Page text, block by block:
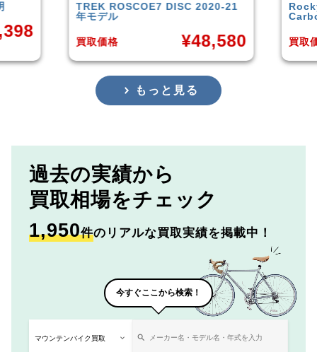
ROSCOE7 DISC 2020-21
¥48,580
Rocky Mountain
Carbon30 2022年モデル
買取価格 ¥
もっと見る
過去の実績から
買取相場をチェック
1,950件のリアルな買取実績を掲載中！
今すぐここから検索！